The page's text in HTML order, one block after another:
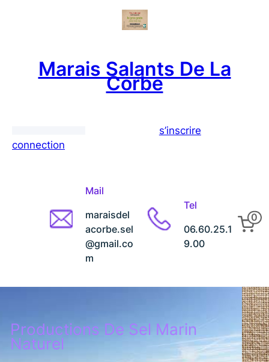
Marais Salants De La
Corbe
s’inscrire
connection
Mail
maraisdel
acorbe.sel
@gmail.co
m
Tel
06.60.25.1
9.00
0
Productions De Sel Marin
Naturel